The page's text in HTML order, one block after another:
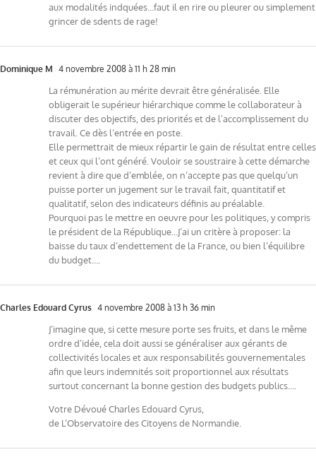
aux modalités indquées…faut il en rire ou pleurer ou simplement
grincer de sdents de rage!
Dominique M 4 novembre 2008 à 11 h 28 min
La rémunération au mérite devrait être généralisée. Elle
obligerait le supérieur hiérarchique comme le collaborateur à
discuter des objectifs, des priorités et de l’accomplissement du
travail. Ce dès l’entrée en poste.
Elle permettrait de mieux répartir le gain de résultat entre celles
et ceux qui l’ont généré. Vouloir se soustraire à cette démarche
revient à dire que d’emblée, on n’accepte pas que quelqu’un
puisse porter un jugement sur le travail fait, quantitatif et
qualitatif, selon des indicateurs définis au préalable.
Pourquoi pas le mettre en oeuvre pour les politiques, y compris
le président de la République…J’ai un critère à proposer: la
baisse du taux d’endettement de la France, ou bien l’équilibre
du budget….
Charles Edouard Cyrus 4 novembre 2008 à 13 h 36 min
J’imagine que, si cette mesure porte ses fruits, et dans le même
ordre d’idée, cela doit aussi se généraliser aux gérants de
collectivités locales et aux responsabilités gouvernementales
afin que leurs indemnités soit proportionnel aux résultats
surtout concernant la bonne gestion des budgets publics….
Votre Dévoué Charles Edouard Cyrus,
de L’Observatoire des Citoyens de Normandie.